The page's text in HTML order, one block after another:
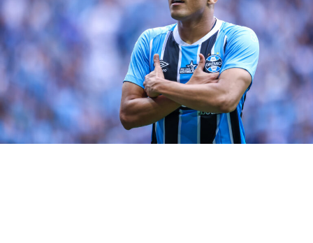
O Grêmio deu início aos preparativos visando a partida
contra o Athletico-PR, pela 27ª rodada do Brasileirão. As
equipes se encontram na quarta-feira (18), na Arena do
Grêmio. A bola vai rolar a partir das 19h, (horário de
Brasília). O
Imortal é o 3º colocado com 44 pontos,
enquanto o Furacão ocupa a 8ª posição com 41.